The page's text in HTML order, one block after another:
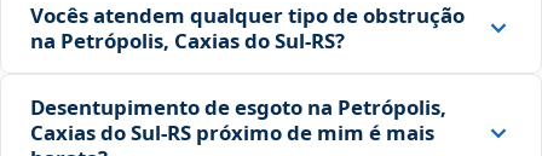
Vocês atendem qualquer tipo de obstrução
na Petrópolis, Caxias do Sul‑RS?
Desentupimento de esgoto na Petrópolis,
Caxias do Sul‑RS próximo de mim é mais